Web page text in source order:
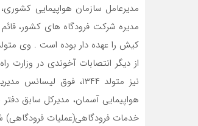
مدیرعامل سازمان هواپیمایی
مدیره شرکت فرودگاه های کشور،
کیش را عهده دار بوده است . وی متولد سال ۱۳۳۵ و لیسانس مهندسی هواپیما و فوق لیسانس
از دیگر انتصابات آخوندی در وزارت
نیز متولد ۱۳۴۴، فوق
هواپیمایی آسمان، مدیرکل سابق
خدمات فرودگاهی(عملیات